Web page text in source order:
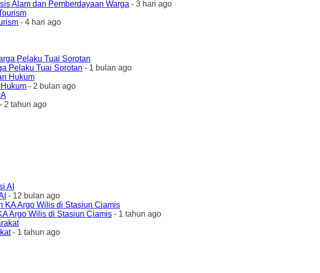
Alam dan Pemberdayaan Warga - 3 hari ago
- 4 hari ago
Pelaku Tuai Sorotan - 1 bulan ago
- 2 bulan ago
2 tahun ago
- 12 bulan ago
Argo Wilis di Stasiun Ciamis - 1 tahun ago
- 1 tahun ago